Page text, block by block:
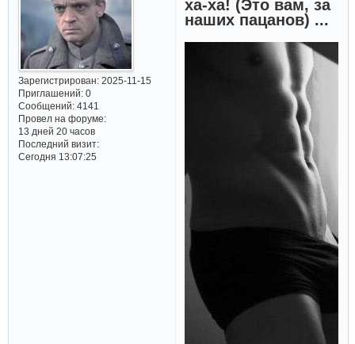
Зарегистрирован: 2025-11-15
Приглашений:0
Сообщений:4141
Провел на форуме:
13 дней 20 часов
Последний визит:
Сегодня 13:07:25
ха-ха! (Это вам, за
наших пацанов) ...